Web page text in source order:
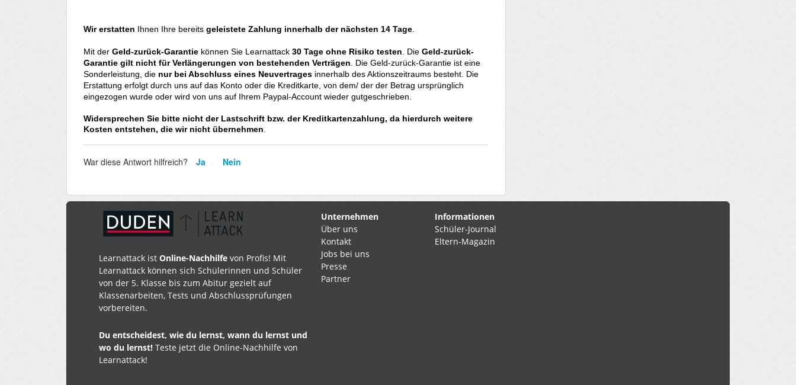
Wir erstatten Ihnen Ihre bereits geleistete Zahlung innerhalb der nächsten 14 Tage.
Mit der Geld-zurück-Garantie können Sie Learnattack 30 Tage ohne Risiko testen. Die Geld-zurück-
Garantie gilt nicht für Verlängerungen von bestehenden Verträgen. Die Geld-zurück-Garantie ist eine
Sonderleistung, die nur bei Abschluss eines Neuvertrages innerhalb des Aktionszeitraums besteht. Die
Erstattung erfolgt durch uns auf das Konto oder die Kreditkarte, von dem/ der der Betrag ursprünglich
eingezogen wurde oder wird von uns auf Ihrem Paypal-Account wieder gutgeschrieben.
Widersprechen Sie bitte nicht der Lastschrift bzw. der Kreditkartenzahlung, da hierdurch weitere
Kosten entstehen, die wir nicht übernehmen.
War diese Antwort hilfreich? Ja Nein
Learnattack ist Online-Nachhilfe von Profis! Mit
Learnattack können sich Schülerinnen und Schüler
von der 5. Klasse bis zum Abitur gezielt auf
Klassenarbeiten, Tests und Abschlussprüfungen
vorbereiten.
Du entscheidest, wie du lernst, wann du lernst und
wo du lernst! Teste jetzt die Online-Nachhilfe von
Learnattack!
Unternehmen
Über uns
Kontakt
Jobs bei uns
Presse
Partner
Informationen
Schüler-Journal
Eltern-Magazin